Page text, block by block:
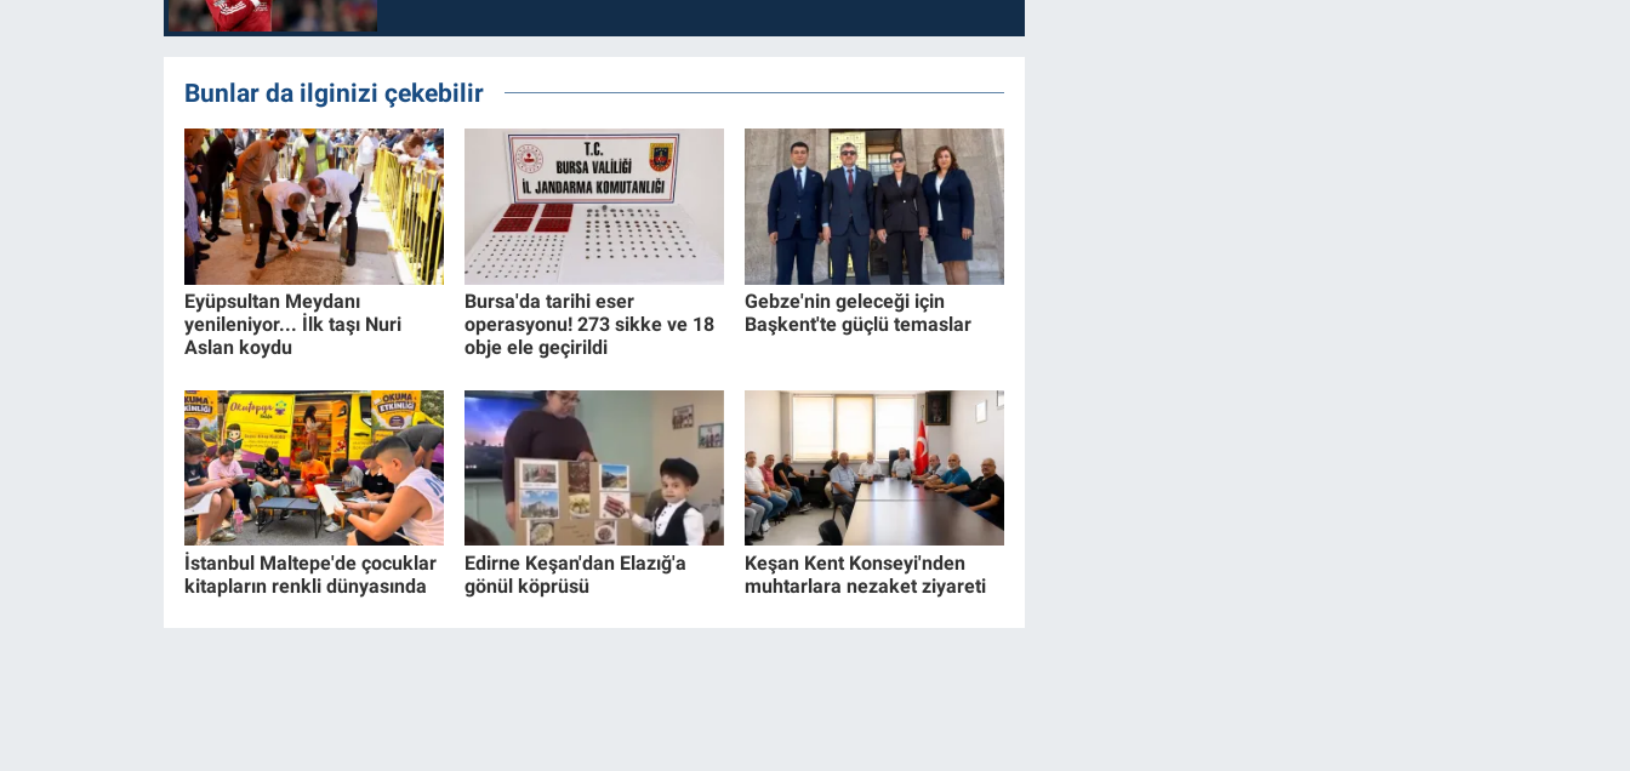
Bunlar da ilginizi çekebilir
Eyüpsultan Meydanı
yenileniyor... İlk taşı Nuri
Aslan koydu
Bursa'da tarihi eser
operasyonu! 273 sikke ve 18
obje ele geçirildi
Gebze'nin geleceği için
Başkent'te güçlü temaslar
İstanbul Maltepe'de çocuklar
kitapların renkli dünyasında
Edirne Keşan'dan Elazığ'a
gönül köprüsü
Keşan Kent Konseyi'nden
muhtarlara nezaket ziyareti